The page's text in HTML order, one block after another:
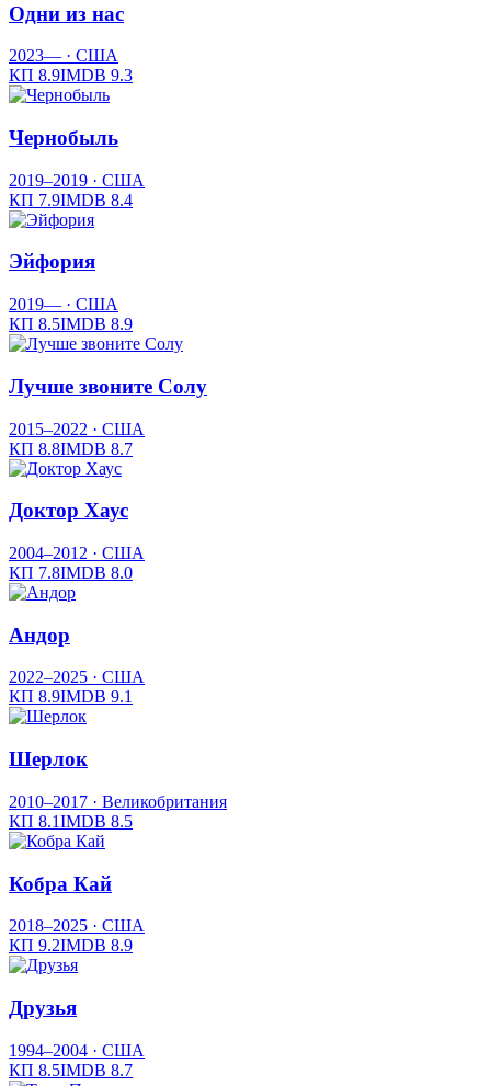
Одни из нас
2023— · США
КП 8.9IMDB 9.3
Чернобыль
2019–2019 · США
КП 7.9IMDB 8.4
Эйфория
2019— · США
КП 8.5IMDB 8.9
Лучше звоните Солу
2015–2022 · США
КП 8.8IMDB 8.7
Доктор Хаус
2004–2012 · США
КП 7.8IMDB 8.0
Андор
2022–2025 · США
КП 8.9IMDB 9.1
Шерлок
2010–2017 · Великобритания
КП 8.1IMDB 8.5
Кобра Кай
2018–2025 · США
КП 9.2IMDB 8.9
Друзья
1994–2004 · США
КП 8.5IMDB 8.7